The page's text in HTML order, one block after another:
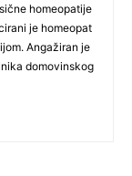
homeopatije
je homeopat
Angažiran je
domovinskog